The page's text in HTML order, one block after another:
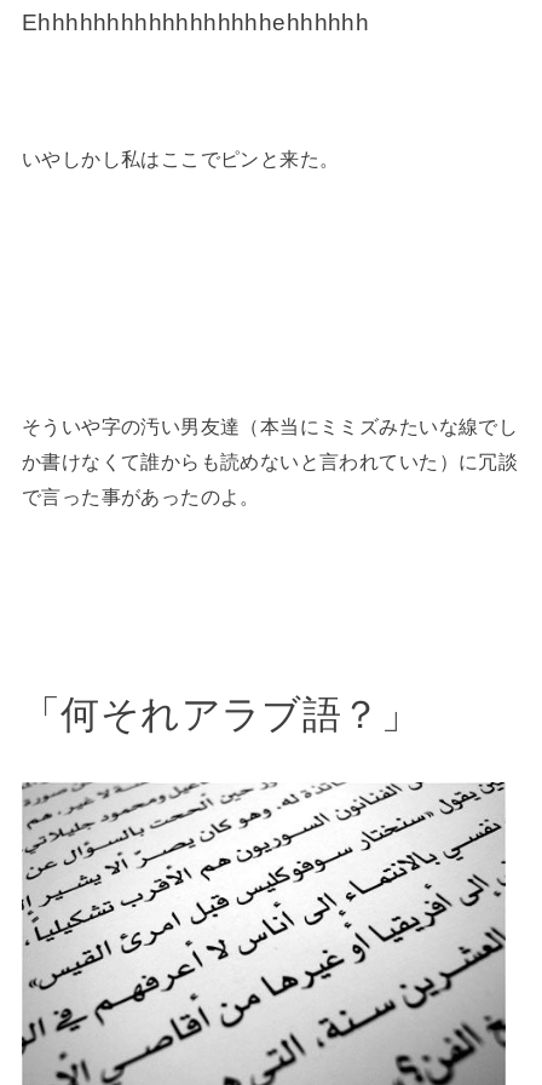
Ehhhhhhhhhhhhhhhhhehhhhhh
いやしかし私はここでピンと来た。
そういや字の汚い男友達（本当にミミズみたいな線でし
か書けなくて誰からも読めないと言われていた）に冗談
で言った事があったのよ。
「何それアラブ語？」